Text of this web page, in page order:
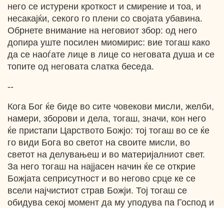
него се истурени кроткост и смирение и тоа, и
несакајќи, секого го плени со својата убавина.
Обрнете внимание на неговиот збор: од него
допира уште посилен миомирис: вие тогаш како
да се наоѓате лице в лице со неговата душа и се
топите од неговата слатка беседа.
--
Кога Бог ќе биде во сите човекови мисли, желби,
намери, зборови и дела, тогаш, значи, кон него
ќе пристапи Царството Божјо: тој тогаш во се ќе
го види Бога во светот на своите мисли, во
светот на делувањеш и во материјалниот свет.
За него тогаш на најјасен начин ќе се открие
Божјата сеприсутност и во негово срце ке се
всели најчистиот страв Божји. Тој тогаш се
обидува секој момент да му уподува па Господ и